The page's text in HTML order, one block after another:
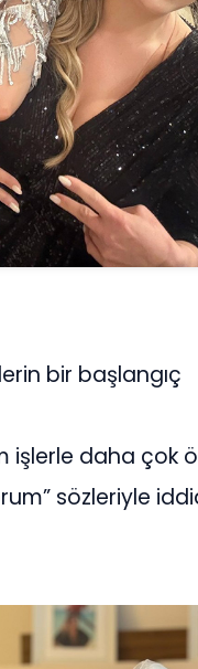
bir başlangıç
işlerle daha çok
sözleriyle